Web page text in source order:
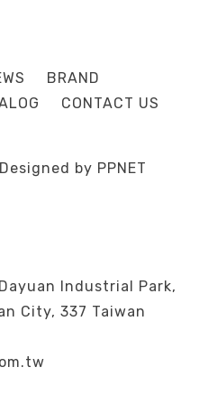
BRAND
CONTACT US
by PPNET
Industrial Park,
City, 337 Taiwan